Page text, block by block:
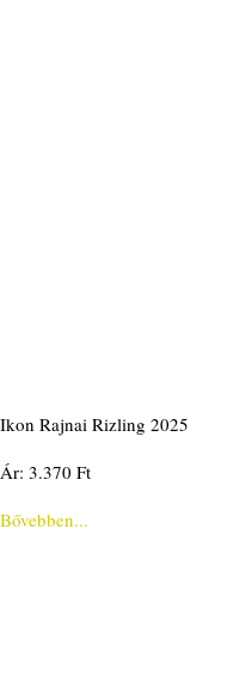
Ikon Rajnai Rizling 2025
Ár: 3.370 Ft
Bővebben...